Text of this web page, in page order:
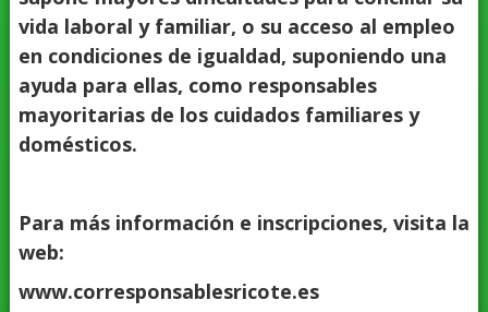
vida laboral y familiar, o su acceso al empleo
en condiciones de igualdad, suponiendo una
ayuda para ellas, como responsables
mayoritarias de los cuidados familiares y
domésticos.
Para más información e inscripciones, visita la
web:
www.corresponsablesricote.es